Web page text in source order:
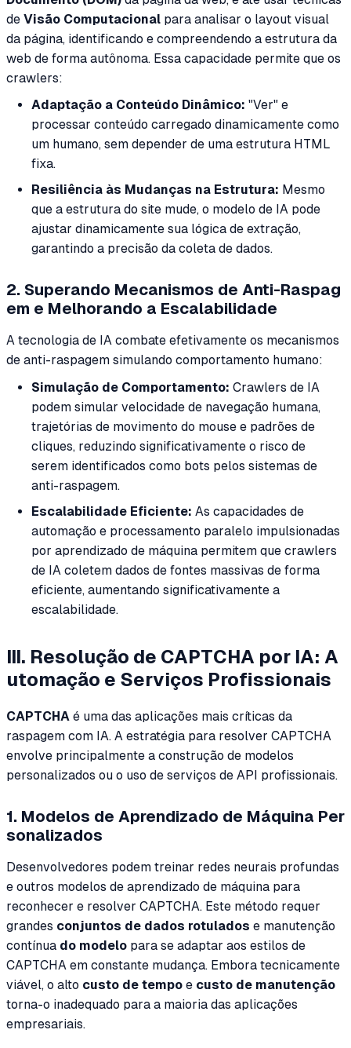
de Visão Computacional para analisar o layout visual
da página, identificando e compreendendo a estrutura da
web de forma autônoma. Essa capacidade permite que os
crawlers:
Adaptação a Conteúdo Dinâmico: "Ver" e
processar conteúdo carregado dinamicamente como
um humano, sem depender de uma estrutura HTML
fixa.
Resiliência às Mudanças na Estrutura: Mesmo
que a estrutura do site mude, o modelo de IA pode
ajustar dinamicamente sua lógica de extração,
garantindo a precisão da coleta de dados.
2. Superando Mecanismos de Anti-Raspag
em e Melhorando a Escalabilidade
A tecnologia de IA combate efetivamente os mecanismos
de anti-raspagem simulando comportamento humano:
Simulação de Comportamento: Crawlers de IA
podem simular velocidade de navegação humana,
trajetórias de movimento do mouse e padrões de
cliques, reduzindo significativamente o risco de
serem identificados como bots pelos sistemas de
anti-raspagem.
Escalabilidade Eficiente: As capacidades de
automação e processamento paralelo impulsionadas
por aprendizado de máquina permitem que crawlers
de IA coletem dados de fontes massivas de forma
eficiente, aumentando significativamente a
escalabilidade.
III. Resolução de CAPTCHA por IA: A
utomação e Serviços Profissionais
CAPTCHA é uma das aplicações mais críticas da
raspagem com IA. A estratégia para resolver CAPTCHA
envolve principalmente a construção de modelos
personalizados ou o uso de serviços de API profissionais.
1. Modelos de Aprendizado de Máquina Per
sonalizados
Desenvolvedores podem treinar redes neurais profundas
e outros modelos de aprendizado de máquina para
reconhecer e resolver CAPTCHA. Este método requer
grandes conjuntos de dados rotulados e manutenção
contínua do modelo para se adaptar aos estilos de
CAPTCHA em constante mudança. Embora tecnicamente
viável, o alto custo de tempo e custo de manutenção
torna-o inadequado para a maioria das aplicações
empresariais.